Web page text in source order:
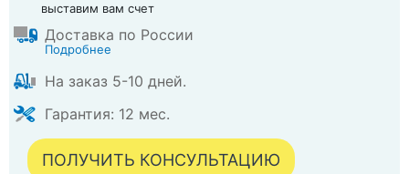
выставим вам счет
Доставка по России
Подробнее
На заказ 5-10 дней.
Гарантия: 12 мес.
ПОЛУЧИТЬ КОНСУЛЬТАЦИЮ